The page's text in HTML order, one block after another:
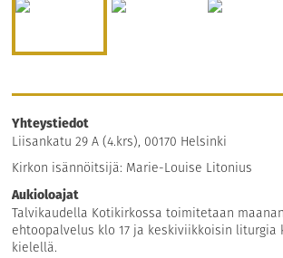
Yhteystiedot
Liisankatu 29 A (4.krs), 00170 Helsinki
Kirkon isännöitsijä: Marie-Louise Litonius
Aukioloajat
Talvikaudella Kotikirkossa toimitetaan
ehtoopalvelus klo 17 ja keskiviikkoisin liturgia
kielellä.